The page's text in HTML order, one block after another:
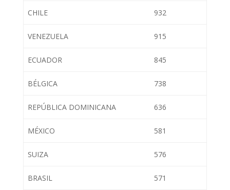
CHILE 932
VENEZUELA 915
ECUADOR 845
BÉLGICA 738
REPÚBLICA DOMINICANA 636
MÉXICO 581
SUIZA 576
BRASIL 571